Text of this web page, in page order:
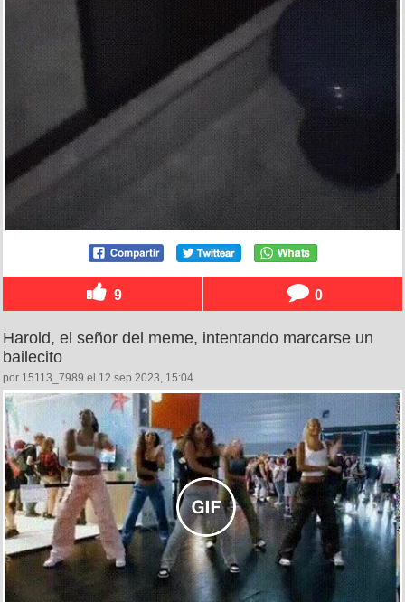
9 0
Harold, el señor del meme, intentando marcarse un
bailecito
por 15113_7989 el 12 sep 2023, 15:04